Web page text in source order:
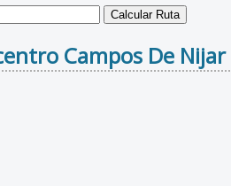
Campos De Nijar